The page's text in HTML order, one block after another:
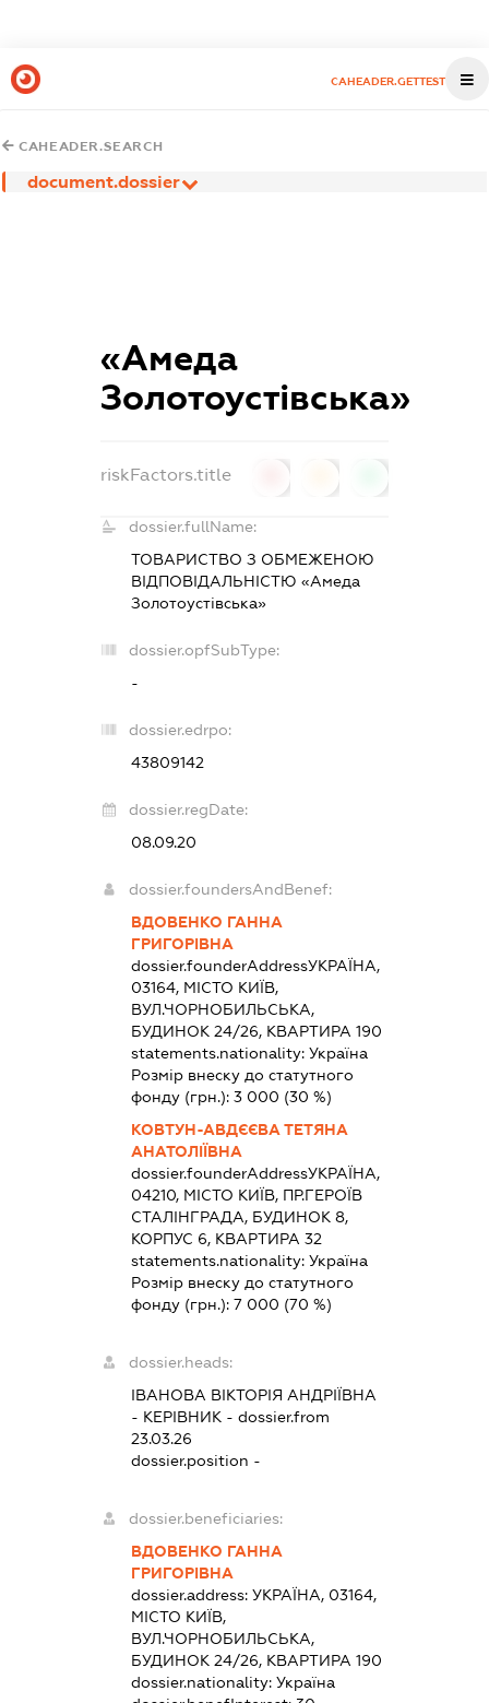
CAHEADER.GETTEST
CAHEADER.SEARCH
document.dossier
«Амеда
Золотоустівська»
riskFactors.title
dossier.fullName:
ТОВАРИСТВО З ОБМЕЖЕНОЮ
ВІДПОВІДАЛЬНІСТЮ «Амеда
Золотоустівська»
dossier.opfSubType:
-
dossier.edrpo:
43809142
dossier.regDate:
08.09.20
dossier.foundersAndBenef:
ВДОВЕНКО ГАННА
ГРИГОРІВНА
dossier.founderAddressУКРАЇНА,
03164, МІСТО КИЇВ,
ВУЛ.ЧОРНОБИЛЬСЬКА,
БУДИНОК 24/26, КВАРТИРА 190
statements.nationality:Україна
Розмір внеску до статутного
фонду (грн.):3 000 (30 %)
КОВТУН-АВДЄЄВА ТЕТЯНА
АНАТОЛІЇВНА
dossier.founderAddressУКРАЇНА,
04210, МІСТО КИЇВ, ПР.ГЕРОЇВ
СТАЛІНГРАДА, БУДИНОК 8,
КОРПУС 6, КВАРТИРА 32
statements.nationality:Україна
Розмір внеску до статутного
фонду (грн.):7 000 (70 %)
dossier.heads:
ІВАНОВА ВІКТОРІЯ АНДРІЇВНА
- КЕРІВНИК - dossier.from
23.03.26
dossier.position -
dossier.beneficiaries:
ВДОВЕНКО ГАННА
ГРИГОРІВНА
dossier.address:УКРАЇНА, 03164,
МІСТО КИЇВ,
ВУЛ.ЧОРНОБИЛЬСЬКА,
БУДИНОК 24/26, КВАРТИРА 190
dossier.nationality:Україна